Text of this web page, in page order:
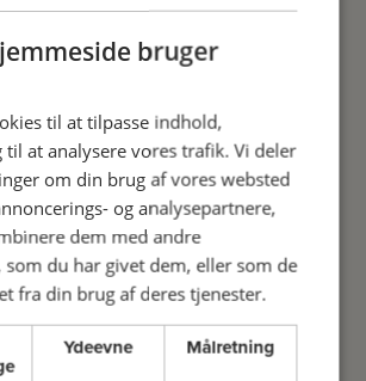
i Odense
i Kolding
i Esbjerg
bruger
til at tilpasse indhold,
til at analysere vores trafik. Vi deler
om din brug af vores websted
og analysepartnere,
dem med andre
som du har givet dem, eller som de
fra din brug af deres tjenester.
Ydeevne Målretning